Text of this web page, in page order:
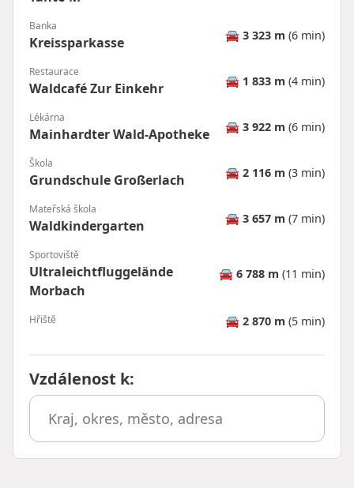
Banka
Kreissparkasse 🚘 3 323 m (6 min)
Restaurace
Waldcafé Zur Einkehr 🚘 1 833 m (4 min)
Lékárna
Mainhardter Wald-Apotheke 🚘 3 922 m (6 min)
Škola
Grundschule Großerlach 🚘 2 116 m (3 min)
Mateřská škola
Waldkindergarten 🚘 3 657 m (7 min)
Sportoviště
Ultraleichtfluggelände
Morbach
🚘 6 788 m (11 min)
Hřiště 🚘 2 870 m (5 min)
Vzdálenost k: